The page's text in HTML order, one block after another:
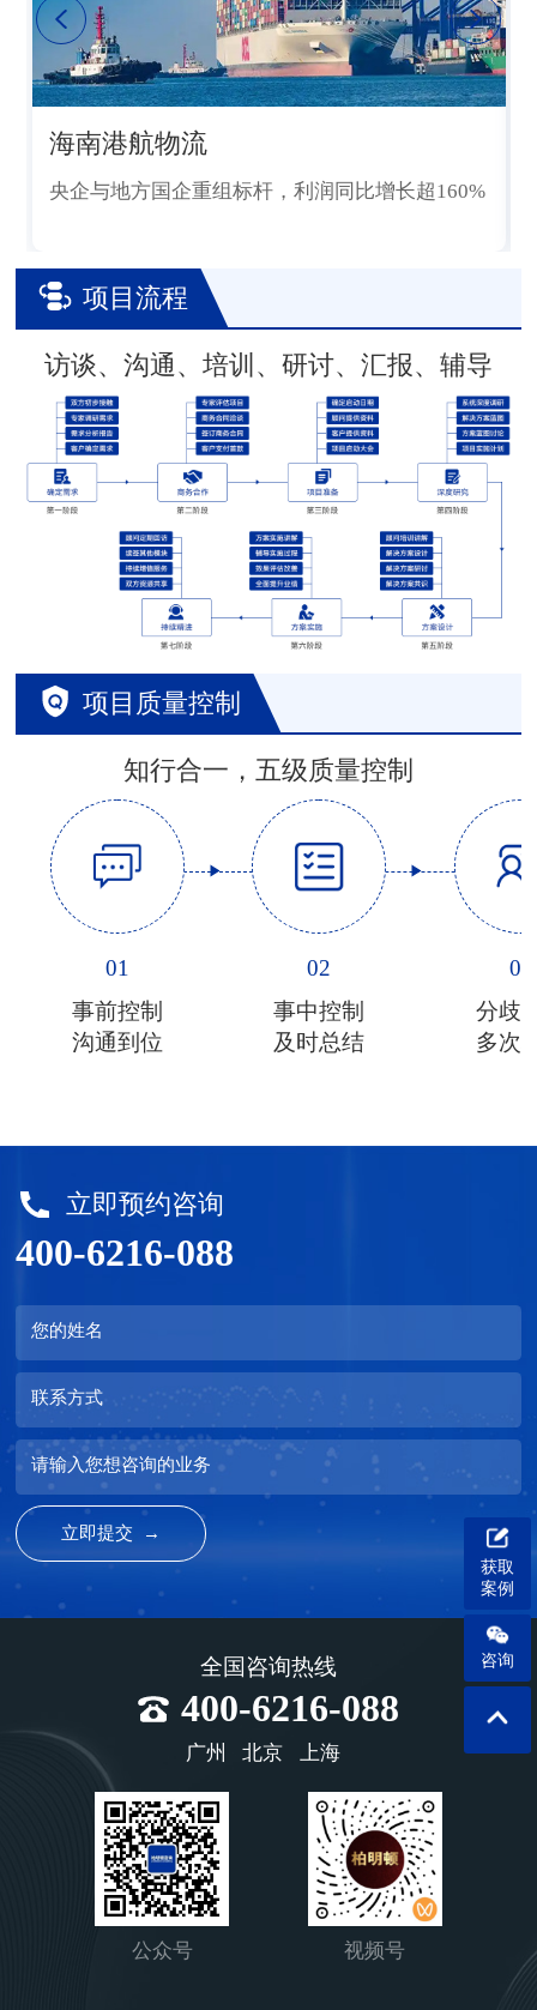
海南港航物流
央企与地方国企重组标杆，利润同比增长超160%
项目流程
访谈、沟通、培训、研讨、汇报、辅导
项目质量控制
知行合一，五级质量控制
01
事前控制
沟通到位
02
事中控制
及时总结
03
分歧
多次
立即预约咨询
400-6216-088
您的姓名
联系方式
请输入您想咨询的业务
全国咨询热线
400-6216-088
广州 北京 上海
公众号 视频号
获取
案例
咨询